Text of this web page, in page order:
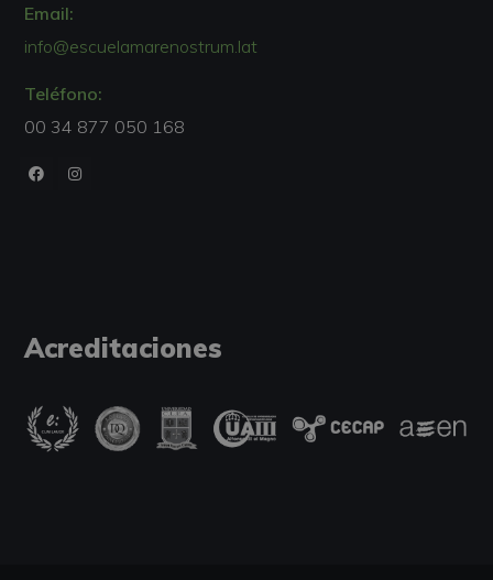
Email:
info@escuelamarenostrum.lat
Teléfono:
00 34 877 050 168
Acreditaciones